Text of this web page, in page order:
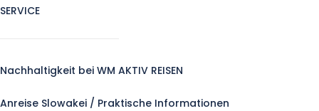
SERVICE
Nachhaltigkeit bei WM AKTIV REISEN
Anreise Slowakei / Praktische Informationen